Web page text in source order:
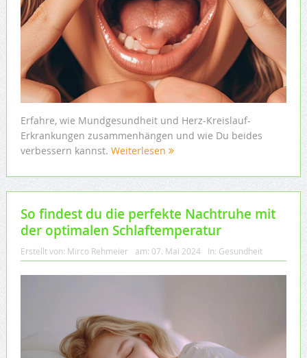
Erfahre, wie Mundgesundheit und Herz-Kreislauf-
Erkrankungen zusammenhängen und wie Du beides
verbessern kannst. Weiterlesen
So findest du die perfekte Nachtruhe mit
der optimalen Schlaftemperatur
Erstellt von: Mirco Rehmeier am: 07. Mai 2024 In: Gesundheit